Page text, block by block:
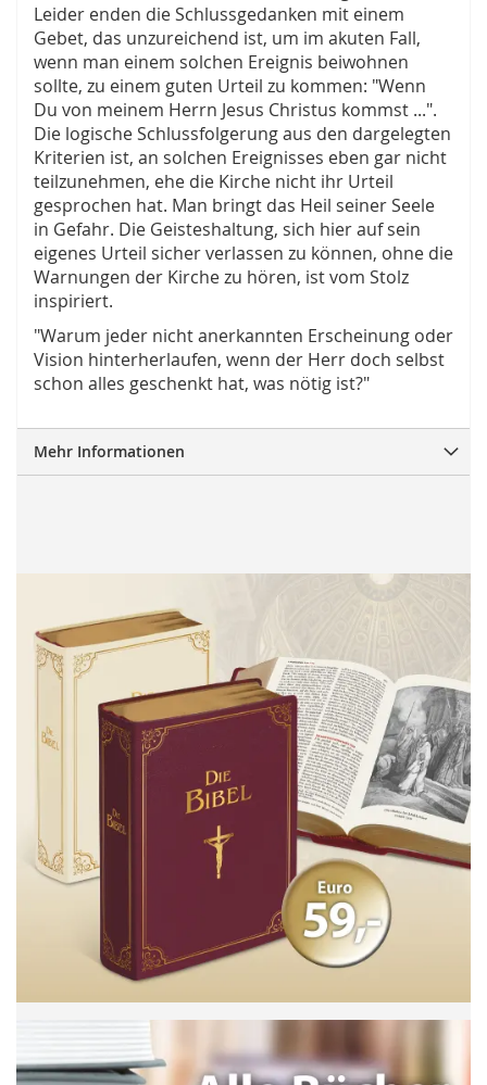
Leider enden die Schlussgedanken mit einem
Gebet, das unzureichend ist, um im akuten Fall,
wenn man einem solchen Ereignis beiwohnen
sollte, zu einem guten Urteil zu kommen: "Wenn
Du von meinem Herrn Jesus Christus kommst ...".
Die logische Schlussfolgerung aus den dargelegten
Kriterien ist, an solchen Ereignisses eben gar nicht
teilzunehmen, ehe die Kirche nicht ihr Urteil
gesprochen hat. Man bringt das Heil seiner Seele
in Gefahr. Die Geisteshaltung, sich hier auf sein
eigenes Urteil sicher verlassen zu können, ohne die
Warnungen der Kirche zu hören, ist vom Stolz
inspiriert.
"Warum jeder nicht anerkannten Erscheinung oder
Vision hinterherlaufen, wenn der Herr doch selbst
schon alles geschenkt hat, was nötig ist?"
Mehr Informationen